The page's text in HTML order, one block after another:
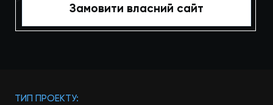
Замовити власний сайт
ТИП ПРОЕКТУ: